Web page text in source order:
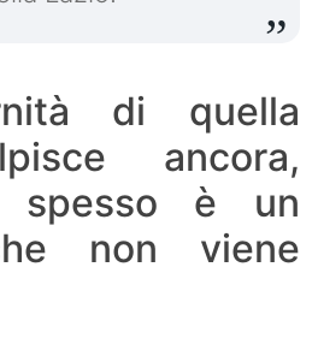
di quella
ancora,
spesso è un
non viene